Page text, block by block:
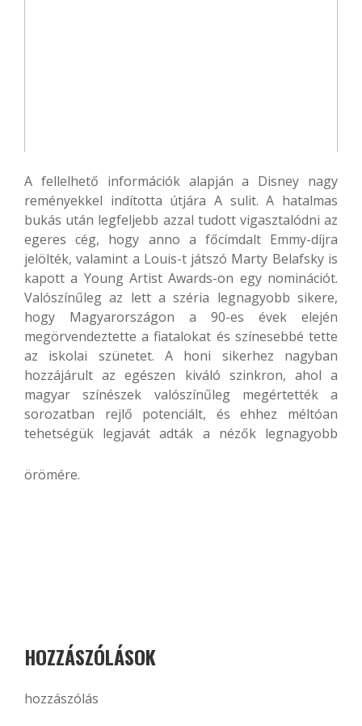
A fellelhető információk alapján a Disney nagy
reményekkel indította útjára A sulit. A hatalmas
bukás után legfeljebb azzal tudott vigasztalódni az
egeres cég, hogy anno a főcímdalt Emmy-díjra
jelölték, valamint a Louis-t játszó Marty Belafsky is
kapott a Young Artist Awards-on egy nominációt.
Valószínűleg az lett a széria legnagyobb sikere,
hogy Magyarországon a 90-es évek elején
megörvendeztette a fiatalokat és színesebbé tette
az iskolai szünetet. A honi sikerhez nagyban
hozzájárult az egészen kiváló szinkron, ahol a
magyar színészek valószínűleg megértették a
sorozatban rejlő potenciált, és ehhez méltóan
tehetségük legjavát adták a nézők legnagyobb
örömére.
HOZZÁSZÓLÁSOK
hozzászólás